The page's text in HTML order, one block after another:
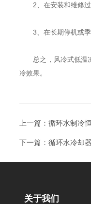
2、在安装和维修过
3、在长期停机或季
总之，风冷式低温冻
冷效果。
上一篇： 循环水制冷
下一篇： 循环水冷却
关于我们